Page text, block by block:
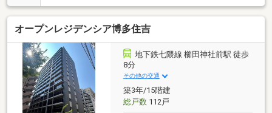
設置・食洗機搭載のアイランドキッチン、カップボー
ド有・小上がりの畳コーナーは下部収納付・各居室の
壁に調湿性を高める珪藻土を採用▼設備・オートロッ
ク・宅配BOX▼2014年1月室内リフォーム履歴【交
換】キッチン、浴室、トイレ、洗面化粧台▼周辺環
境・マックスバリュエクスプレス比恵町店 徒歩2分(約
160m)■ ご希望の住まい探しをお手伝いします
━━━━━・・・物件の詳細・ご相談はお気軽にお問
い合わせください。
オープンレジデンシア博多住吉
地下鉄七隈線 櫛田神社前駅 徒歩
8分
その他の交通
築3年/15階建
総戸数112戸